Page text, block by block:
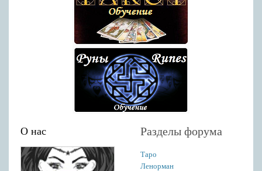
О нас Разделы форума
Таро
Ленорман